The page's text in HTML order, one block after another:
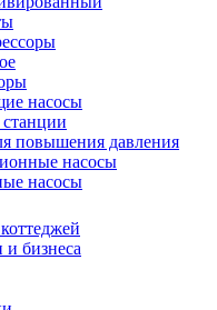
насосы
повышения давления
насосы
насосы
бизнеса